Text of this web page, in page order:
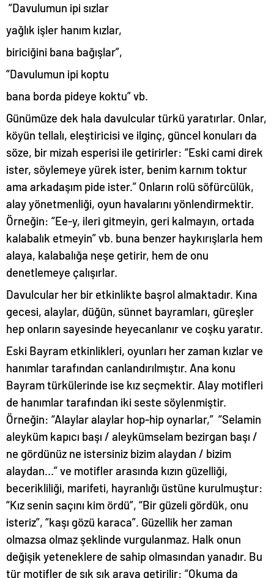
“Davulumun ipi sızlar
yağlık işler hanım kızlar,
biriciğini bana bağışlar”,
“Davulumun ipi koptu
bana borda pideye koktu” vb.
Günümüze dek hala davulcular türkü yaratırlar. Onlar,
köyün tellalı, eleştiricisi ve ilginç, güncel konuları da
söze, bir mizah esperisi ile getirirler: “Eski cami direk
ister, söylemeye yürek ister, benim karnım toktur
ama arkadaşım pide ister.” Onların rolü söfürcülük,
alay yönetmenliği, oyun havalarını yönlendirmektir.
Örneğin: “Ee-y, ileri gitmeyin, geri kalmayın, ortada
kalabalık etmeyin” vb. buna benzer haykırışlarla hem
alaya, kalabalığa neşe getirir, hem de onu
denetlemeye çalışırlar.
Davulcular her bir etkinlikte başrol almaktadır. Kına
gecesi, alaylar, düğün, sünnet bayramları, güreşler
hep onların sayesinde heyecanlanır ve coşku yaratır.
Eski Bayram etkinlikleri, oyunları her zaman kızlar ve
hanımlar tarafından canlandırılmıştır. Ana konu
Bayram türkülerinde ise kız seçmektir. Alay motifleri
de hanımlar tarafından iki seste söylenmiştir.
Örneğin: “Alaylar alaylar hop-hip oynarlar,” “Selamin
aleyküm kapıcı başı / aleykümselam bezirgan başı /
ne gördünüz ne istersiniz bizim alaydan / bizim
alaydan…” ve motifler arasında kızın güzelliği,
becerikliliği, marifeti, hayranlığı üstüne kurulmuştur:
“Kız senin saçını kim ördü”, “Bir güzeli gördük, onu
isteriz”, “kaşı gözü karaca”. Güzellik her zaman
olmazsa olmaz şeklinde vurgulanmaz. Halk onun
değişik yeteneklere de sahip olmasından yanadır. Bu
tür motifler de sık sık araya getirilir: “Okuma da